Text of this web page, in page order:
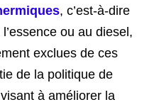
, c’est-à-dire
ou au diesel,
exclues de ces
de la politique de
à améliorer la